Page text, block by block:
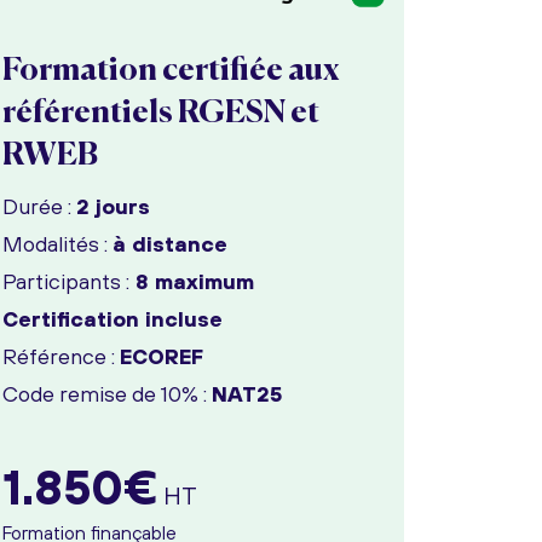
Formation certifiée aux
référentiels RGESN et
RWEB
Durée : 2 jours
Modalités : à distance
Participants : 8 maximum
Certification incluse
Référence : ECOREF
Code remise de 10% : NAT25
1.850€ HT
Formation finançable